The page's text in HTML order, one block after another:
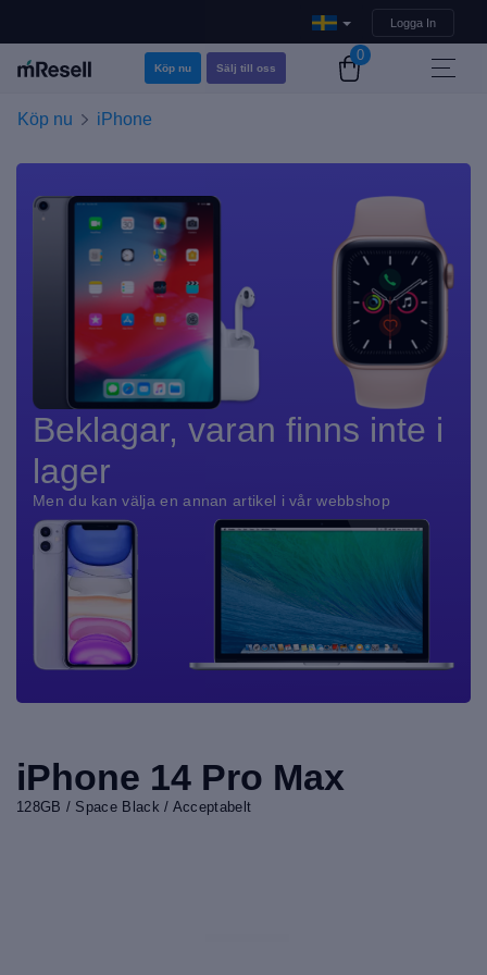
Logga In
Köp nu Sälj till oss
0
Köp nu iPhone
Beklagar, varan finns inte i
lager
Men du kan välja en annan artikel i vår webbshop
iPhone 14 Pro Max
128GB / Space Black / Acceptabelt